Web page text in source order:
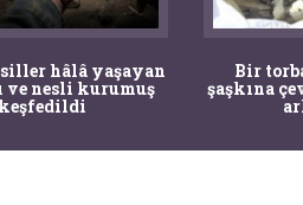
hâlâ yaşayan
ve nesli kurumuş
Bir
şaşkına